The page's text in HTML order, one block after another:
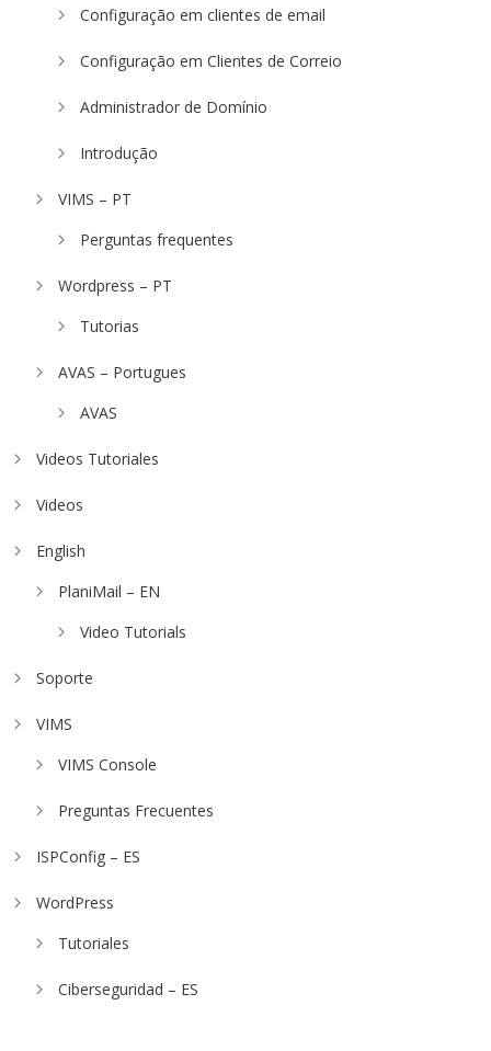
Configuração em clientes de email
Configuração em Clientes de Correio
Administrador de Domínio
Introdução
VIMS – PT
Perguntas frequentes
Wordpress – PT
Tutorias
AVAS – Portugues
AVAS
Videos Tutoriales
Videos
English
PlaniMail – EN
Video Tutorials
Soporte
VIMS
VIMS Console
Preguntas Frecuentes
ISPConfig – ES
WordPress
Tutoriales
Ciberseguridad – ES